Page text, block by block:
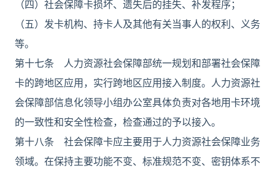
（四）社会保障卡损坏、遗失后的挂失、补发程序；
（五）发卡机构、持卡人及其他有关当事人的权利、义务
等。
第十七条 人力资源社会保障部统一规划和部署社会保障
卡的跨地区应用，实行跨地区应用接入制度。人力资源社
会保障部信息化领导小组办公室具体负责对各地用卡环境
的一致性和安全性检查，检查通过的予以接入。
第十八条 社会保障卡应主要用于人力资源社会保障业务
领域。在保持主要功能不变、标准规范不变、密钥体系不